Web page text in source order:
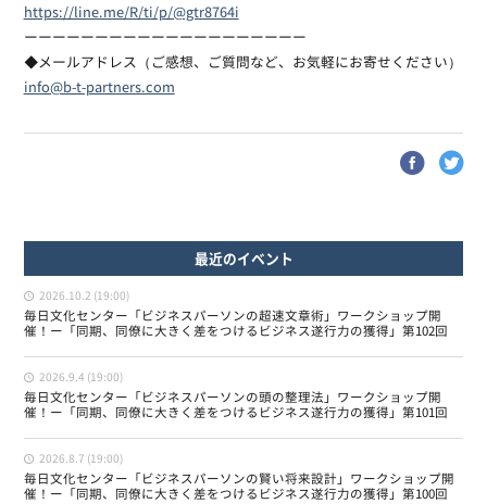
https://line.me/R/ti/p/@gtr8764i
ーーーーーーーーーーーーーーーーーーーー
◆メールアドレス（ご感想、ご質問など、お気軽にお寄せください）
info@b-t-partners.com
最近のイベント
2026.10.2 (19:00)
毎日文化センター「ビジネスパーソンの超速文章術」ワークショップ開
催！ー「同期、同僚に大きく差をつけるビジネス遂行力の獲得」第102回
2026.9.4 (19:00)
毎日文化センター「ビジネスパーソンの頭の整理法」ワークショップ開
催！ー「同期、同僚に大きく差をつけるビジネス遂行力の獲得」第101回
2026.8.7 (19:00)
毎日文化センター「ビジネスパーソンの賢い将来設計」ワークショップ開
催！ー「同期、同僚に大きく差をつけるビジネス遂行力の獲得」第100回